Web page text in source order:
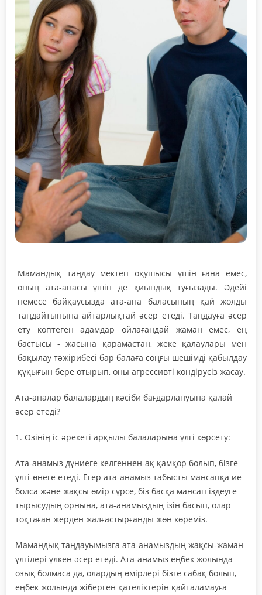
Мамандық таңдау мектеп оқушысы үшін ғана емес,
оның ата-анасы үшін де қиындық туғызады. Әдейі
немесе байқаусызда ата-ана баласының қай жолды
таңдайтынына айтарлықтай әсер етеді. Таңдауға әсер
ету көптеген адамдар ойлағандай жаман емес, ең
бастысы - жасына қарамастан, жеке қалаулары мен
бақылау тәжірибесі бар балаға соңғы шешімді қабылдау
құқығын бере отырып, оны агрессивті көндірусіз жасау.
Ата-аналар балалардың кәсіби бағдарлануына қалай
әсер етеді?
1. Өзінің іс әрекеті арқылы балаларына үлгі көрсету:
Ата-анамыз дүниеге келгеннен-ақ қамқор болып, бізге
үлгі-өнеге етеді. Егер ата-анамыз табысты мансапқа ие
болса және жақсы өмір сүрсе, біз басқа мансап іздеуге
тырысудың орнына, ата-анамыздың ізін басып, олар
тоқтаған жерден жалғастырғанды ​​жөн көреміз.
Мамандық таңдауымызға ата-анамыздың жақсы-жаман
үлгілері үлкен әсер етеді. Ата-анамыз еңбек жолында
озық болмаса да, олардың өмірлері бізге сабақ болып,
еңбек жолында жіберген қателіктерін қайталамауға